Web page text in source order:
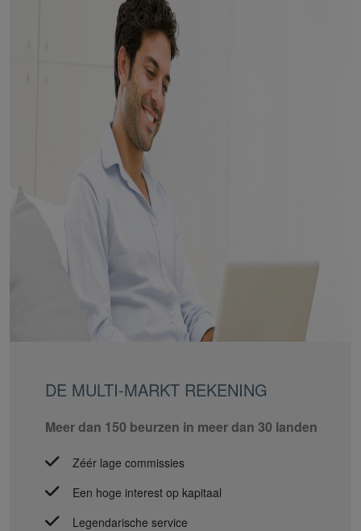
DE MULTI-MARKT REKENING
Meer dan 150 beurzen in meer dan 30 landen
Zéér lage commissies
Een hoge interest op kapitaal
Legendarische service